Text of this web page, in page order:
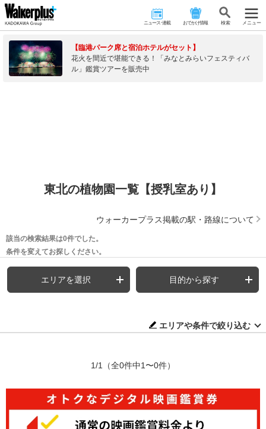
ニュース･連載 おでかけ情報 検 索 メニュー
【臨港パーク席と宿泊ホテルがセット】
花火を間近で堪能できる！「みなとみらいフェスティバ
ル」鑑賞ツアーを販売中
東北の植物園一覧【授乳室あり】
ウォーカープラス掲載の駅・路線について
該当の検索結果は0件でした。
条件を変えてお探しください。
エリアを選択 目的から探す
エリアや条件で絞り込む
1/1 （全0件中1〜0件）